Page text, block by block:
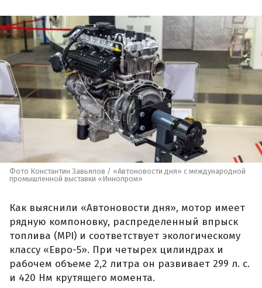
Фото Константин Завьялов / «Автоновости дня» с международной
промышленной выставки «Иннопром»
Как выяснили «Автоновости дня», мотор имеет
рядную компоновку, распределенный впрыск
топлива (MPI) и соответствует экологическому
классу «Евро-5». При четырех цилиндрах и
рабочем объеме 2,2 литра он развивает 299 л. с.
и 420 Нм крутящего момента.